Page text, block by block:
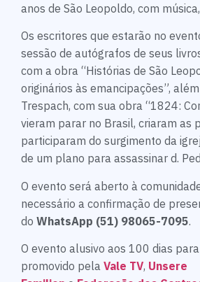
anos de São Leopoldo, com
Os escritores que estarão no
sessão de autógrafos de seus
com a obra “Histórias de São
originários às emancipações”,
Trespach, com sua obra “1824:
vieram parar no Brasil, criaram as
participaram do surgimento da
de um plano para assassinar d.
O evento será aberto à
necessário a confirmação de
do WhatsApp (51) 98065-7095.
O evento alusivo aos 100 dias
promovido pela Vale TV, Unsere